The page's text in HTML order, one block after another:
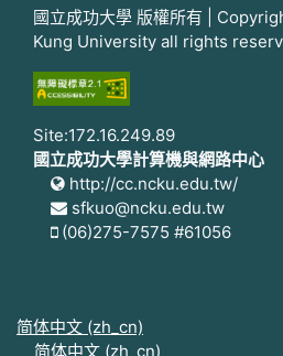
國立成功大學 版權所有 |
Kung University all rights
Site:172.16.249.89
國立成功大學計算機與網路中心
http://cc.ncku.edu.tw/
sfkuo@ncku.edu.tw
(06)275-7575 #61056
简体中文 ‎(zh_cn)‎
简体中文 ‎(zh_cn)‎